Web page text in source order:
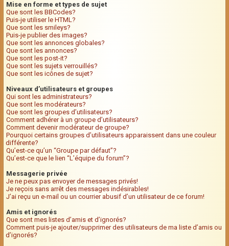
Mise en forme et types de sujet
Que sont les BBCodes?
Puis-je utiliser le HTML?
Que sont les smileys?
Puis-je publier des images?
Que sont les annonces globales?
Que sont les annonces?
Que sont les post-it?
Que sont les sujets verrouillés?
Que sont les icônes de sujet?
Niveaux d’utilisateurs et groupes
Qui sont les administrateurs?
Que sont les modérateurs?
Que sont les groupes d’utilisateurs?
Comment adhérer à un groupe d’utilisateurs?
Comment devenir modérateur de groupe?
Pourquoi certains groupes d’utilisateurs apparaissent dans une couleur
différente?
Qu’est-ce qu’un “Groupe par défaut”?
Qu’est-ce que le lien “L’équipe du forum”?
Messagerie privée
Je ne peux pas envoyer de messages privés!
Je reçois sans arrêt des messages indésirables!
J’ai reçu un e-mail ou un courrier abusif d’un utilisateur de ce forum!
Amis et ignorés
Que sont mes listes d’amis et d’ignorés?
Comment puis-je ajouter/supprimer des utilisateurs de ma liste d’amis ou
d’ignorés?